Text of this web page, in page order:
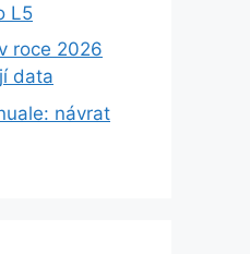
L5
roce 2026
data
návrat